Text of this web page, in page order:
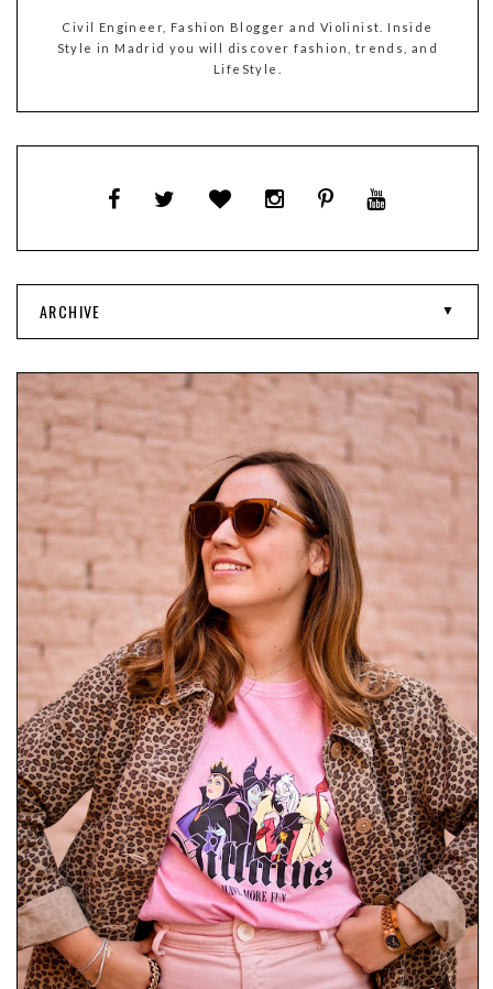
Civil Engineer, Fashion Blogger and Violinist. Inside
Style in Madrid you will discover fashion, trends, and
LifeStyle.
ARCHIVE